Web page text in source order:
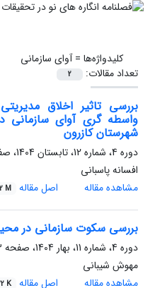
کلیدواژه‌ها =آوای سازمانی
تعداد مقالات:
2
بررسی تاثیر اخلاق
واسطه گری آوای سازمانی
شهرستان کازرون
دوره 4، شماره 12، تابستان 1404، صفحه
افسانه پاسبانی
مشاهده مقاله
اصل مقاله M
بررسی سکوت سازمانی در
دوره 4، شماره 11، بهار 1404، صفحه
مهوش شیبانی
مشاهده مقاله
اصل مقاله K